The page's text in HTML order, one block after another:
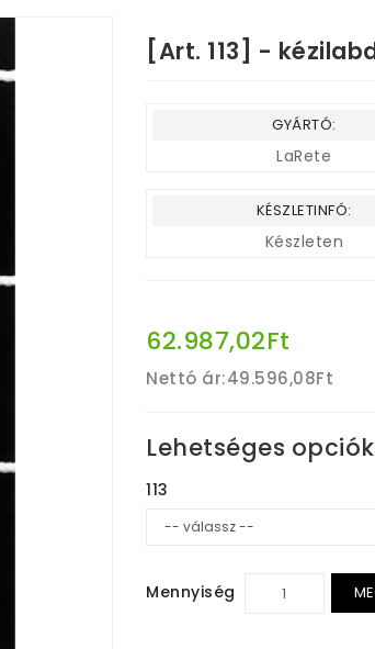
[Art. 113] -
GYÁRTÓ:
LaRete
KÉSZLETINFÓ:
Készleten
62.987,02Ft
Nettó ár:49.596,08Ft
Lehetséges opciók
113
Mennyiség